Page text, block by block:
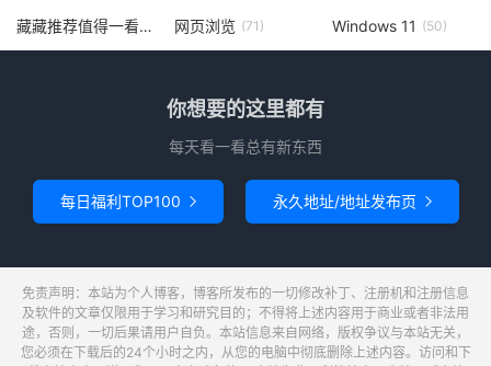
藏藏推荐值得一看(73) 网页浏览 (71) Windows 11 (50)
你想要的这里都有
每天看一看总有新东西
每日福利TOP100  永久地址/地址发布页 
免责声明：本站为个人博客，博客所发布的一切修改补丁、注册机和注册信息
及软件的文章仅限用于学习和研究目的；不得将上述内容用于商业或者非法用
途，否则，一切后果请用户自负。本站信息来自网络，版权争议与本站无关，
您必须在下载后的24个小时之内，从您的电脑中彻底删除上述内容。访问和下